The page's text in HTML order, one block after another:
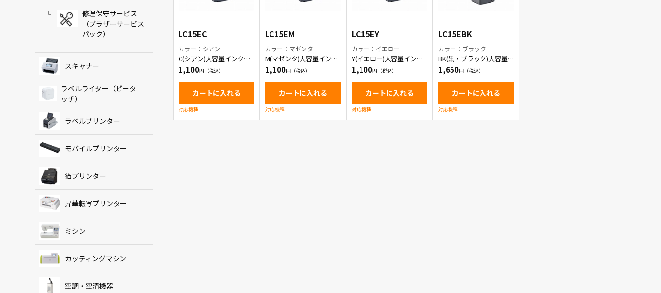
修理保守サービス
（ブラザーサービス
パック）
スキャナー
ラベルライター（ピータ
ッチ）
ラベルプリンター
モバイルプリンター
箔プリンター
昇華転写プリンター
ミシン
カッティングマシン
空調・空清機器
LC15EC
カラー：シアン
C(シアン)大容量インクカ
ートリッジ
1,100
カートに入れる
対応機種
LC15EM
カラー：マゼンタ
M(マゼンタ)大容量インク
カートリッジ
1,100
カートに入れる
対応機種
LC15EY
カラー：イエロー
Y(イエロー)大容量インク
カートリッジ
1,100
カートに入れる
対応機種
LC15EBK
カラー：ブラック
BK(黒・ブラック)大容量イ
ンクカートリッジ
1,650
カートに入れる
対応機種